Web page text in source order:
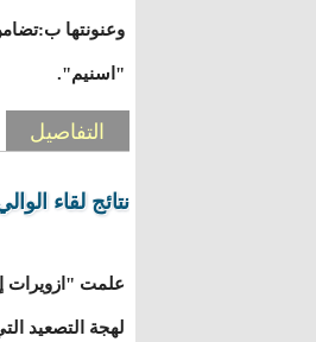
وعنونتها
"اسنيم".
التفاصيل
نتائج لقاء
علمت "ازويرات
لهجة التصعيد